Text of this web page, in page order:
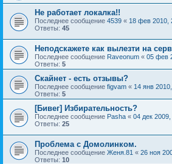
Не работает локалка!!
Последнее сообщение 4539 « 18 фев 2010,
Ответы: 45
Неподскажете как вылезти на
Последнее сообщение Raveonum « 05 фев
Ответы: 5
Скайнет - есть отзывы?
Последнее сообщение figvam « 14 янв
Ответы: 5
[Бивег] Избирательность?
Последнее сообщение Pasha « 04 дек
Ответы: 25
Проблема с Домолинком.
Последнее сообщение Женя.81 « 26 ноя
Ответы: 10